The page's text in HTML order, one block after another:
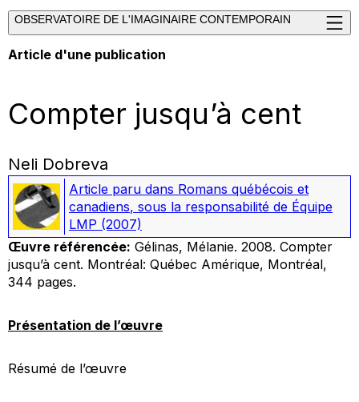
OBSERVATOIRE DE L'IMAGINAIRE CONTEMPORAIN
Article d'une publication
Compter jusqu’à cent
Neli Dobreva
Article paru dans Romans québécois et
canadiens, sous la responsabilité de Équipe
LMP (2007)
Œuvre référencée: Gélinas, Mélanie. 2008. Compter
jusqu’à cent. Montréal: Québec Amérique, Montréal,
344 pages.
Présentation de l’œuvre
Résumé de l’œuvre